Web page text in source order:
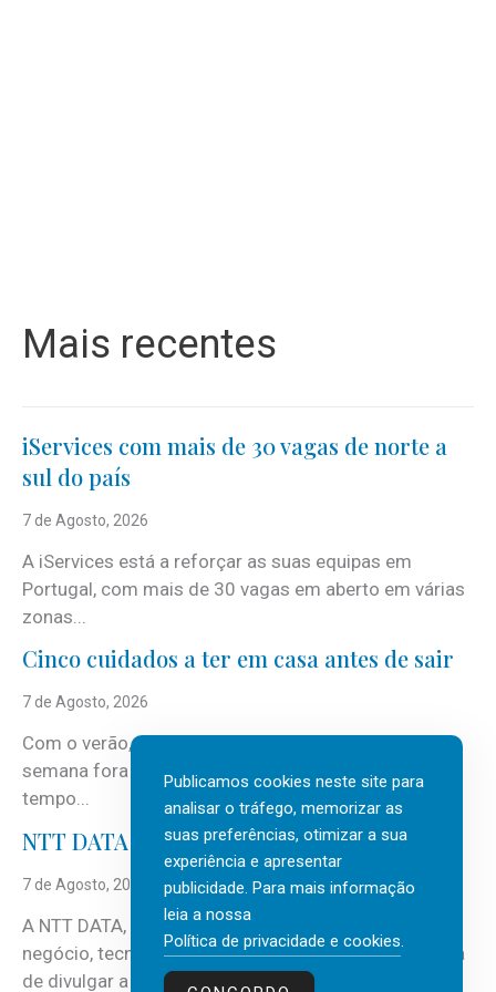
Mais recentes
iServices com mais de 30 vagas de norte a
sul do país
7 de Agosto, 2026
A iServices está a reforçar as suas equipas em
Portugal, com mais de 30 vagas em aberto em várias
zonas...
Cinco cuidados a ter em casa antes de sair
7 de Agosto, 2026
Com o verão, chegam também as férias, os fins-de-
semana fora e os dias em que a casa fica mais
tempo...
NTT DATA Insurtech Global Outlook 2026
7 de Agosto, 2026
A NTT DATA, consultora global em serviços de
negócio, tecnologia e inteligência artificial (IA), acaba
de divulgar a mais recente...
Publicamos cookies neste site para
analisar o tráfego, memorizar as
suas preferências, otimizar a sua
experiência e apresentar
publicidade. Para mais informação
leia a nossa
Política de privacidade e cookies.